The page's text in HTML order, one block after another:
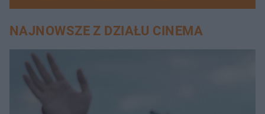
NAJNOWSZE Z DZIAŁU CINEMA